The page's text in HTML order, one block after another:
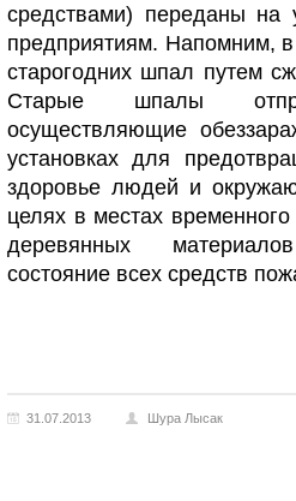
средствами) переданы на
предприятиям. Напомним,
старогодних шпал путем
Старые шпалы
осуществляющие
установках для
здоровье людей и
целях в местах
деревянных
состояние всех средств
31.07.2013 Шура Лысак